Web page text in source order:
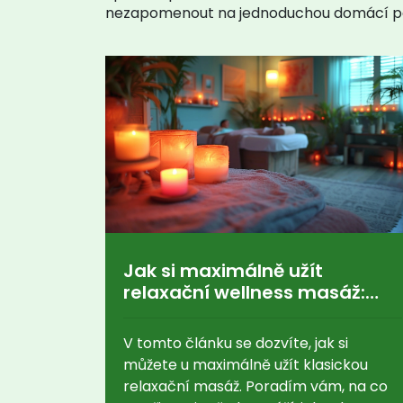
nezapomenout na jednoduchou domácí
Jak si maximálně užít
relaxační wellness masáž:
nezapomenutelný zážitek
V tomto článku se dozvíte, jak si
můžete u maximálně užít klasickou
relaxační masáž. Poradím vám, na co